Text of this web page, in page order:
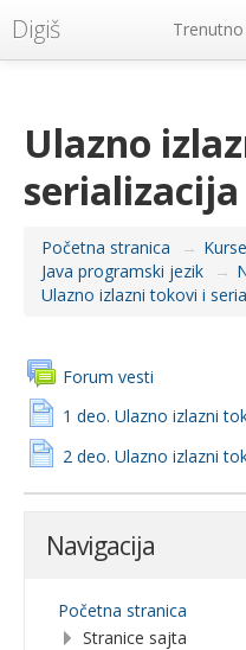
Digiš
Srpski ‎(sr_lt)‎
Ulazno
serializacija
Početna stranica →
Java programski jezik
→
Ulazno izlazni tokovi i
Forum vesti
1 deo. Ulazno izlazni
2 deo. Ulazno izlazni
Navigacija
Početna stranica
Stranice sajta